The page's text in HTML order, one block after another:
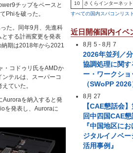
チップをベースと
Phiを破った。
た。同年9月、先進科
する計画変更を発表
期は2018年から2021
・コドゥリ氏をAMDか
テルは、スーパーコ
ていた。
Auroraを納入すると発
を発表し、Auroraに
10 さくらインターネット
すべての国内スパコンリス
近日開催国内イベ
8月 5 -8月 7
2026年並列／
協調処理に関す
ー・ワークショ
（SWoPP 2026
8月 27
【CAE懇話会
回中四国CAE
『中国地区に
ジタルイノベー
活用事例』